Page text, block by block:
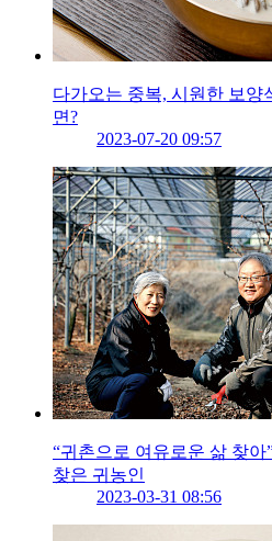
다가오는 중복, 시원한 보양
면?
2023-07-20 09:57
“귀촌으로 여유로운 삶 찾
찾은 귀농인
2023-03-31 08:56